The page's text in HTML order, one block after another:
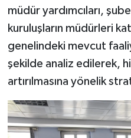
müdür yardımcıları,
kuruluşların müdürleri
genelindeki mevcut
şekilde analiz edilerek,
artırılmasına yönelik